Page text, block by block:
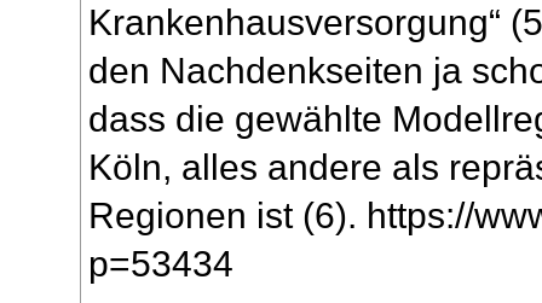
Krankenhausversorgung“
den Nachdenkseiten ja
dass die gewählte
Köln, alles andere als
Regionen ist (6). https://
p=53434